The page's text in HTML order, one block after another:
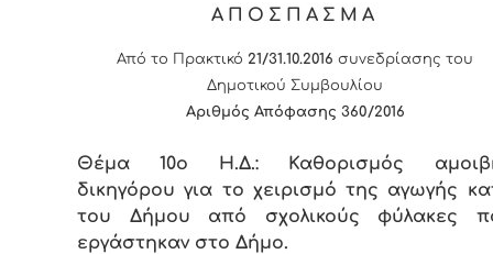
ΑΠΟΣΠΑΣΜΑ
Από το Πρακτικό 21/31.10.2016 συνεδρίασης του
Δημοτικού Συμβουλίου
Αριθμός Απόφασης 360/2016
Θέμα 10ο Η.Δ.: Καθορισμός
δικηγόρου για το χειρισμό της αγωγής
του Δήμου από σχολικούς φύλακες
εργάστηκαν στο Δήμο.